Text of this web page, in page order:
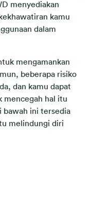
menyediakan
kamu
dalam
mengamankan
beberapa risiko
dan kamu dapat
mencegah hal itu
bawah ini tersedia
melindungi diri